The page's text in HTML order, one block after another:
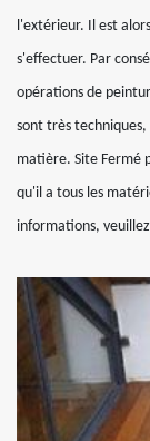
l'extérieur. Il est
s'effectuer. Par
opérations de
sont très techniques,
matière. Site Fermé
qu'il a tous les
informations,